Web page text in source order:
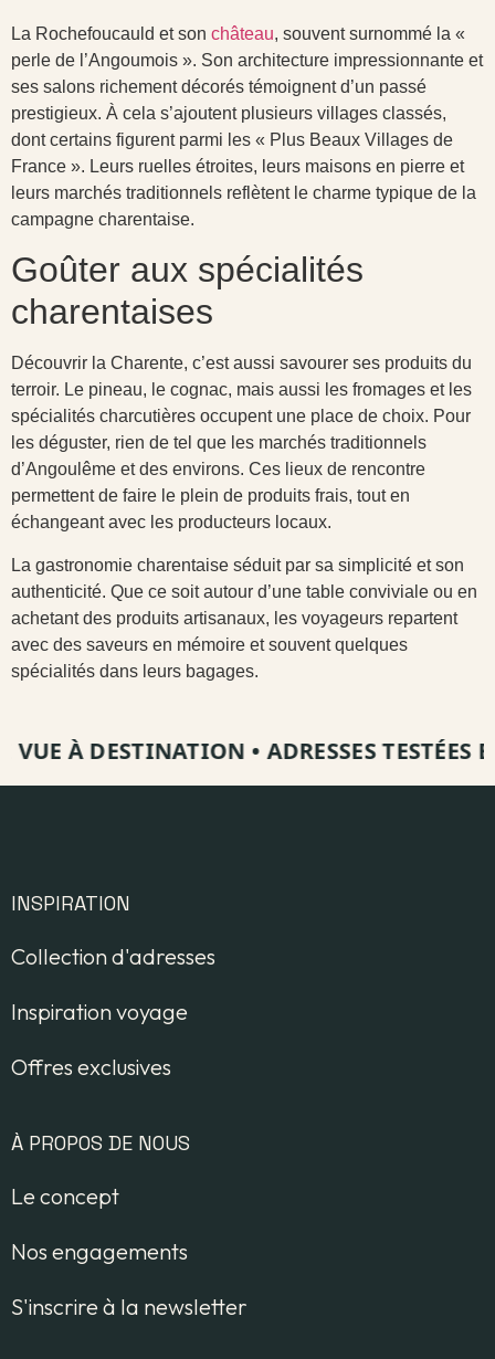
La Rochefoucauld et son château, souvent surnommé la «
perle de l’Angoumois ». Son architecture impressionnante et
ses salons richement décorés témoignent d’un passé
prestigieux. À cela s’ajoutent plusieurs villages classés,
dont certains figurent parmi les « Plus Beaux Villages de
France ». Leurs ruelles étroites, leurs maisons en pierre et
leurs marchés traditionnels reflètent le charme typique de la
campagne charentaise.
Goûter aux spécialités
charentaises
Découvrir la Charente, c’est aussi savourer ses produits du
terroir. Le pineau, le cognac, mais aussi les fromages et les
spécialités charcutières occupent une place de choix. Pour
les déguster, rien de tel que les marchés traditionnels
d’Angoulême et des environs. Ces lieux de rencontre
permettent de faire le plein de produits frais, tout en
échangeant avec les producteurs locaux.
La gastronomie charentaise séduit par sa simplicité et son
authenticité. Que ce soit autour d’une table conviviale ou en
achetant des produits artisanaux, les voyageurs repartent
avec des saveurs en mémoire et souvent quelques
spécialités dans leurs bagages.
À DESTINATION •ADRESSES TESTÉES ET
INSPIRATION
Collection d'adresses
Inspiration voyage
Offres exclusives
À PROPOS DE NOUS
Le concept
Nos engagements
S'inscrire à la newsletter